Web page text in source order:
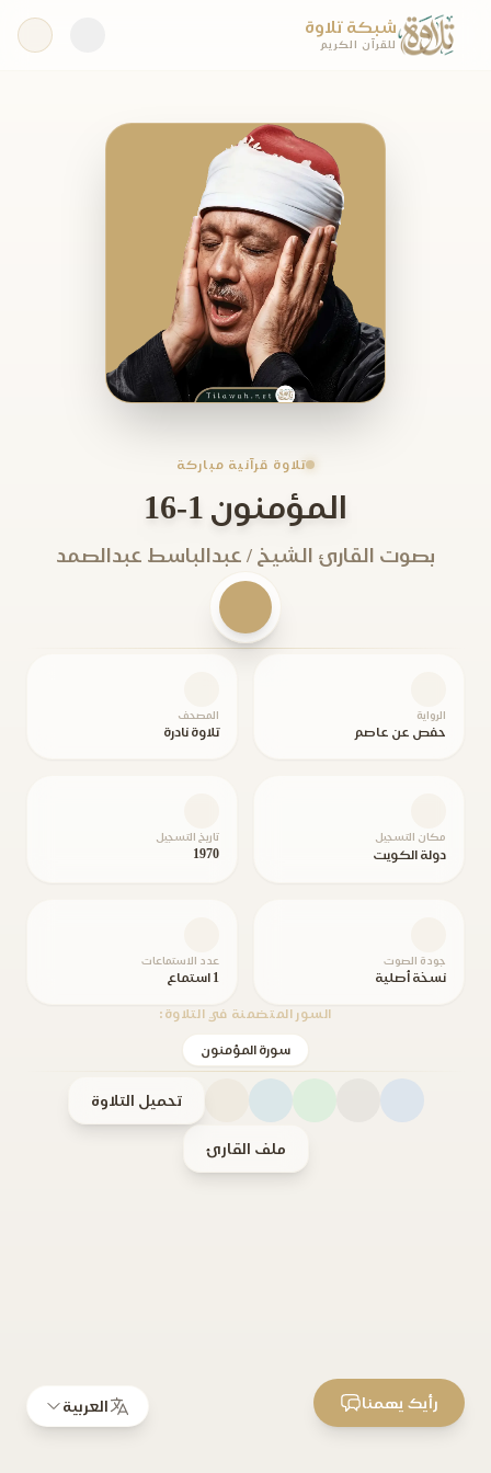
شبكة تلاوة
للقرآن الكريم
تلاوة قرآنية مباركة
المؤمنون 1-16
بصوت القارئ الشيخ / عبدالباسط عبدالصمد
الرواية
حفص عن عاصم
المصحف
تلاوة نادرة
مكان التسجيل
دولة الكويت
تاريخ التسجيل
1970
جودة الصوت
نسخة أصلية
عدد الاستماعات
1 استماع
السور المتضمنة في التلاوة:
سورة المؤمنون
تحميل التلاوة
ملف القارئ
العربية رأيك يهمنا